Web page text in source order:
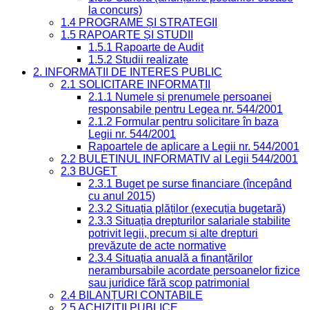
la concurs)
1.4 PROGRAME ȘI STRATEGII
1.5 RAPOARTE ȘI STUDII
1.5.1 Rapoarte de Audit
1.5.2 Studii realizate
2. INFORMAȚII DE INTERES PUBLIC
2.1 SOLICITARE INFORMAȚII
2.1.1 Numele și prenumele persoanei
responsabile pentru Legea nr. 544/2001
2.1.2 Formular pentru solicitare în baza
Legii nr. 544/2001
Rapoartele de aplicare a Legii nr. 544/2001
2.2 BULETINUL INFORMATIV al Legii 544/2001
2.3 BUGET
2.3.1 Buget pe surse financiare (începând
cu anul 2015)
2.3.2 Situația plăților (execuția bugetară)
2.3.3 Situația drepturilor salariale stabilite
potrivit legii, precum și alte drepturi
prevăzute de acte normative
2.3.4 Situația anuală a finanțărilor
nerambursabile acordate persoanelor fizice
sau juridice fără scop patrimonial
2.4 BILANȚURI CONTABILE
2.5 ACHIZIȚII PUBLICE